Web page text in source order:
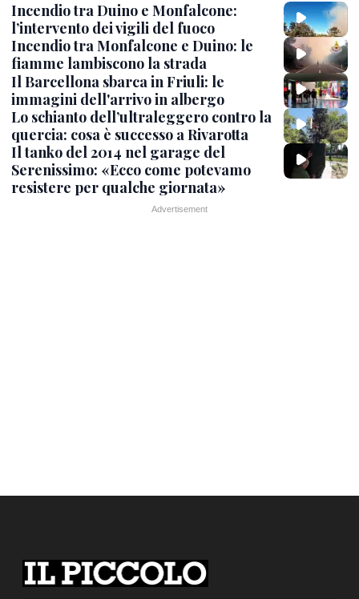
Incendio tra Duino e Monfalcone:
l’intervento dei vigili del fuoco
Incendio tra Monfalcone e Duino: le
fiamme lambiscono la strada
Il Barcellona sbarca in Friuli: le
immagini dell'arrivo in albergo
Lo schianto dell’ultraleggero contro la
quercia: cosa è successo a Rivarotta
Il tanko del 2014 nel garage del
Serenissimo: «Ecco come potevamo
resistere per qualche giornata»